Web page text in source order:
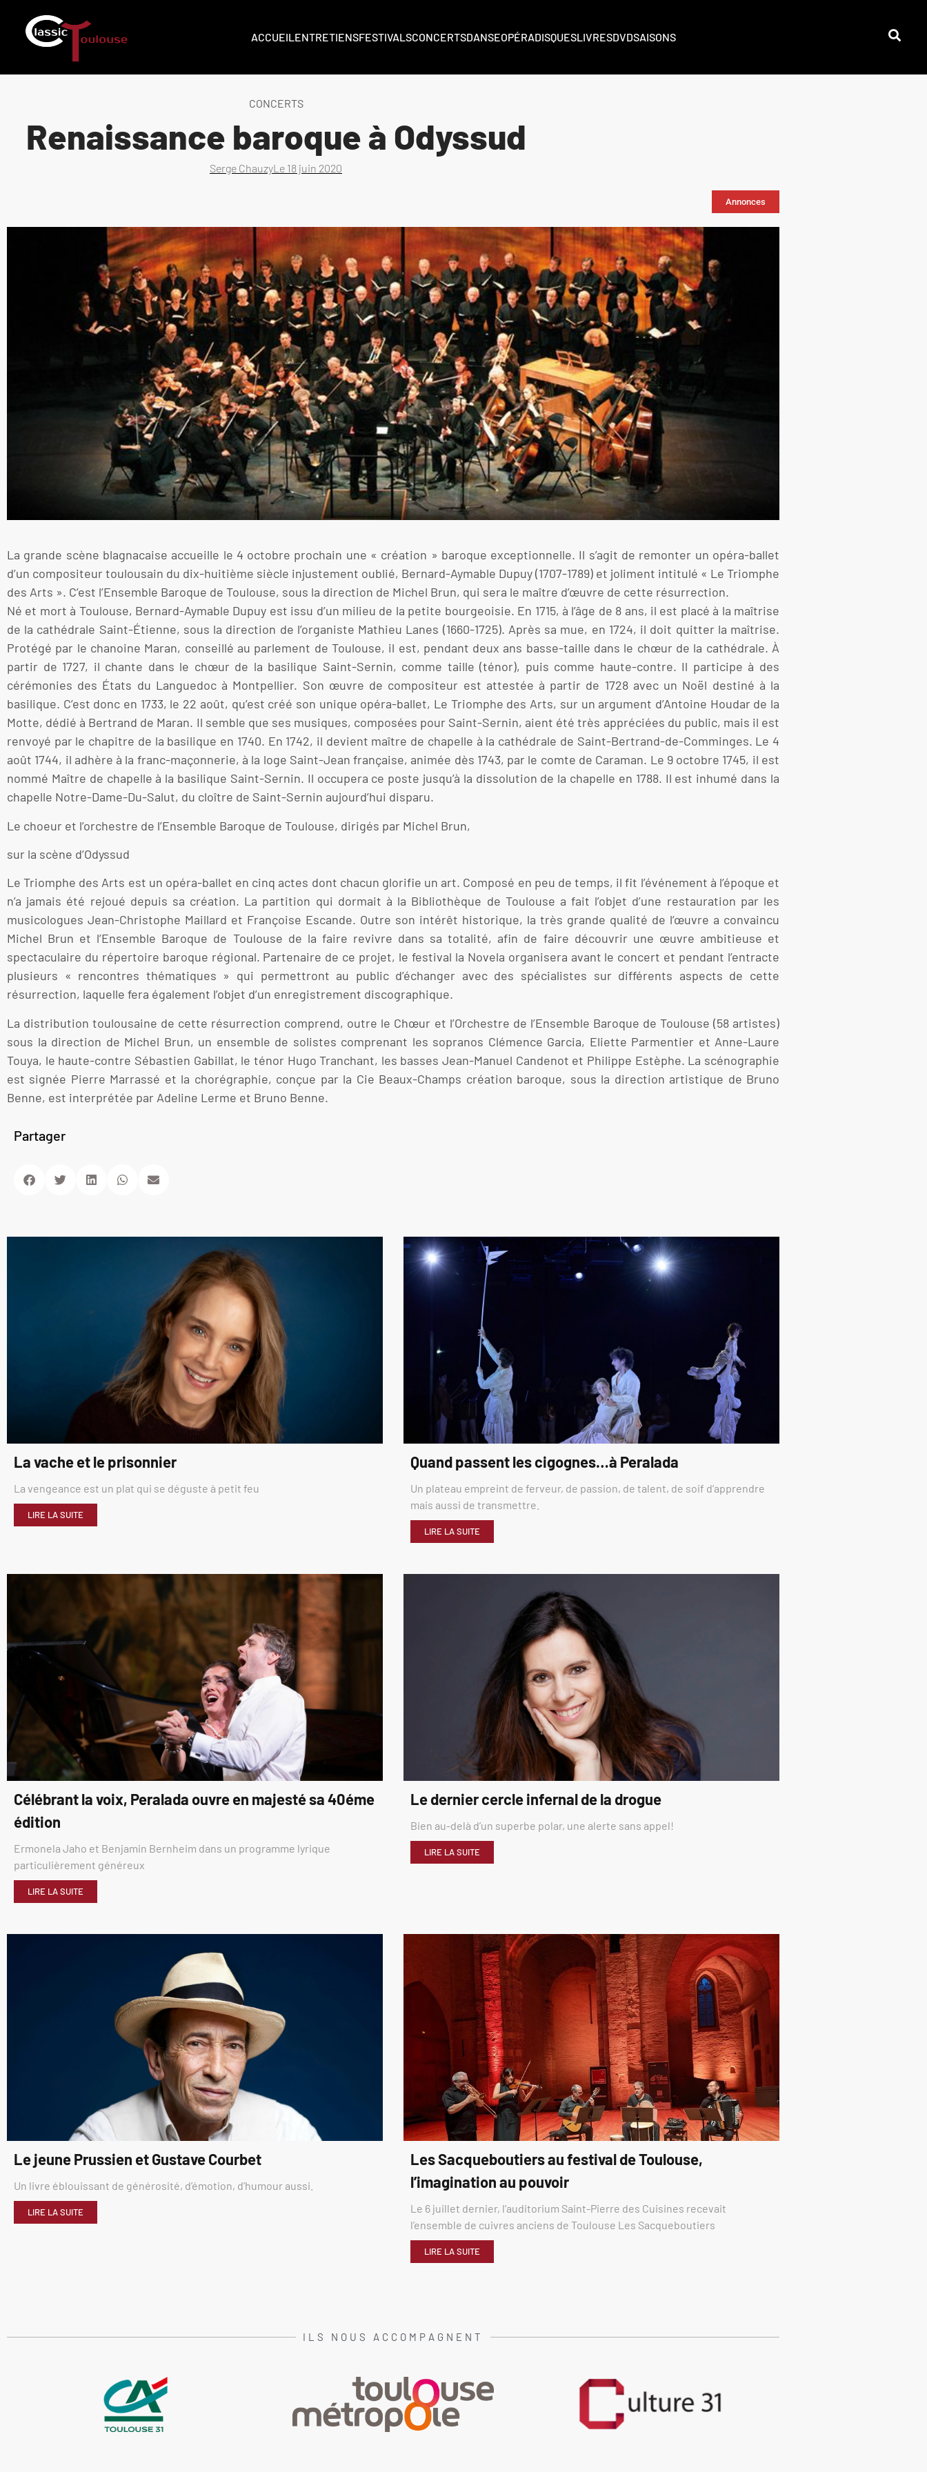
ACCUEILENTRETIENSFESTIVALSCONCERTSDANSEOPÉRADISQUESLIVRESDVDSAISONS
CONCERTS
Renaissance baroque à Odyssud
Serge ChauzyLe 18 juin 2020
Annonces
La grande scène blagnacaise accueille le 4 octobre prochain une « création » baroque exceptionnelle. Il s’agit de remonter un opéra-ballet
d’un compositeur toulousain du dix-huitième siècle injustement oublié, Bernard-Aymable Dupuy (1707-1789) et joliment intitulé « Le Triomphe
des Arts ». C’est l’Ensemble Baroque de Toulouse, sous la direction de Michel Brun, qui sera le maître d’œuvre de cette résurrection.
Né et mort à Toulouse, Bernard-Aymable Dupuy est issu d’un milieu de la petite bourgeoisie. En 1715, à l’âge de 8 ans, il est placé à la maîtrise
de la cathédrale Saint-Étienne, sous la direction de l’organiste Mathieu Lanes (1660-1725). Après sa mue, en 1724, il doit quitter la maîtrise.
Protégé par le chanoine Maran, conseillé au parlement de Toulouse, il est, pendant deux ans basse-taille dans le chœur de la cathédrale. À
partir de 1727, il chante dans le chœur de la basilique Saint-Sernin, comme taille (ténor), puis comme haute-contre. Il participe à des
cérémonies des États du Languedoc à Montpellier. Son œuvre de compositeur est attestée à partir de 1728 avec un Noël destiné à la
basilique. C’est donc en 1733, le 22 août, qu’est créé son unique opéra-ballet, Le Triomphe des Arts, sur un argument d’Antoine Houdar de la
Motte, dédié à Bertrand de Maran. Il semble que ses musiques, composées pour Saint-Sernin, aient été très appréciées du public, mais il est
renvoyé par le chapitre de la basilique en 1740. En 1742, il devient maître de chapelle à la cathédrale de Saint-Bertrand-de-Comminges. Le 4
août 1744, il adhère à la franc-maçonnerie, à la loge Saint-Jean française, animée dès 1743, par le comte de Caraman. Le 9 octobre 1745, il est
nommé Maître de chapelle à la basilique Saint-Sernin. Il occupera ce poste jusqu’à la dissolution de la chapelle en 1788. Il est inhumé dans la
chapelle Notre-Dame-Du-Salut, du cloître de Saint-Sernin aujourd’hui disparu.
Le choeur et l’orchestre de l’Ensemble Baroque de Toulouse, dirigés par Michel Brun,
sur la scène d’Odyssud
Le Triomphe des Arts est un opéra-ballet en cinq actes dont chacun glorifie un art. Composé en peu de temps, il fit l’événement à l’époque et
n’a jamais été rejoué depuis sa création. La partition qui dormait à la Bibliothèque de Toulouse a fait l’objet d’une restauration par les
musicologues Jean-Christophe Maillard et Françoise Escande. Outre son intérêt historique, la très grande qualité de l’œuvre a convaincu
Michel Brun et l’Ensemble Baroque de Toulouse de la faire revivre dans sa totalité, afin de faire découvrir une œuvre ambitieuse et
spectaculaire du répertoire baroque régional. Partenaire de ce projet, le festival la Novela organisera avant le concert et pendant l’entracte
plusieurs « rencontres thématiques » qui permettront au public d’échanger avec des spécialistes sur différents aspects de cette
résurrection, laquelle fera également l’objet d’un enregistrement discographique.
La distribution toulousaine de cette résurrection comprend, outre le Chœur et l’Orchestre de l’Ensemble Baroque de Toulouse (58 artistes)
sous la direction de Michel Brun, un ensemble de solistes comprenant les sopranos Clémence Garcia, Eliette Parmentier et Anne-Laure
Touya, le haute-contre Sébastien Gabillat, le ténor Hugo Tranchant, les basses Jean-Manuel Candenot et Philippe Estèphe. La scénographie
est signée Pierre Marrassé et la chorégraphie, conçue par la Cie Beaux-Champs création baroque, sous la direction artistique de Bruno
Benne, est interprétée par Adeline Lerme et Bruno Benne.
Partager
La vache et le prisonnier
La vengeance est un plat qui se déguste à petit feu
LIRE LA SUITE
Quand passent les cigognes…à Peralada
Un plateau empreint de ferveur, de passion, de talent, de soif d’apprendre
mais aussi de transmettre.
LIRE LA SUITE
Célébrant la voix, Peralada ouvre en majesté sa 40éme
édition
Ermonela Jaho et Benjamin Bernheim dans un programme lyrique
particulièrement généreux
LIRE LA SUITE
Le dernier cercle infernal de la drogue
Bien au-delà d’un superbe polar, une alerte sans appel!
LIRE LA SUITE
Le jeune Prussien et Gustave Courbet
Un livre éblouissant de générosité, d’émotion, d’humour aussi.
LIRE LA SUITE
Les Sacqueboutiers au festival de Toulouse,
l’imagination au pouvoir
Le 6 juillet dernier, l’auditorium Saint-Pierre des Cuisines recevait
l’ensemble de cuivres anciens de Toulouse Les Sacqueboutiers
LIRE LA SUITE
ILS NOUS ACCOMPAGNENT